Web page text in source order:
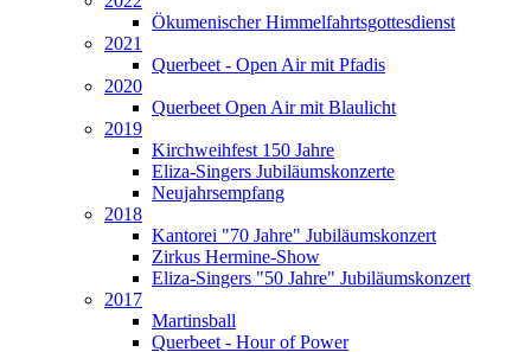
Ökumenischer Himmelfahrtsgottesdienst
2021
Querbeet - Open Air mit Pfadis
2020
Querbeet Open Air mit Blaulicht
2019
Kirchweihfest 150 Jahre
Eliza-Singers Jubiläumskonzerte
Neujahrsempfang
2018
Kantorei "70 Jahre" Jubiläumskonzert
Zirkus Hermine-Show
Eliza-Singers "50 Jahre" Jubiläumskonzert
2017
Martinsball
Querbeet - Hour of Power